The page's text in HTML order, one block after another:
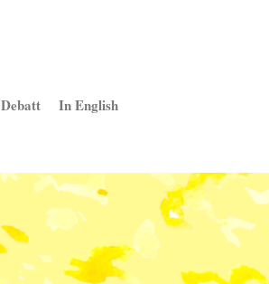
Debatt In English